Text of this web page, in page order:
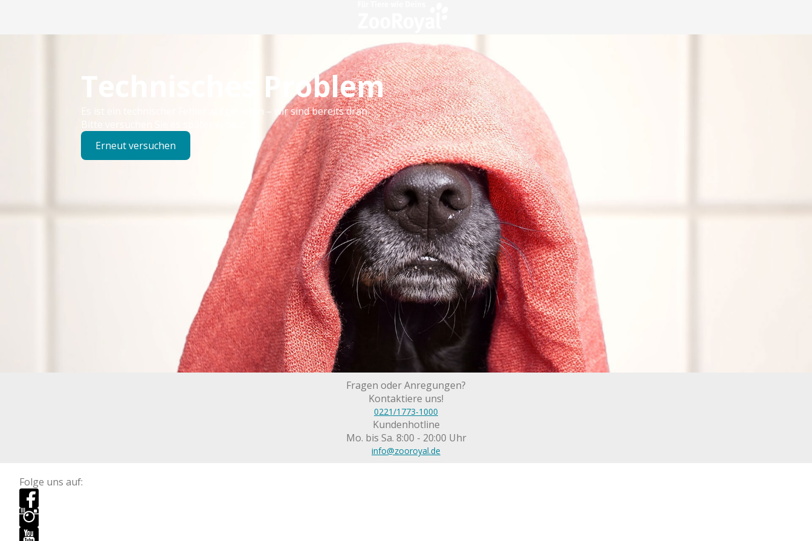
Technisches Problem
Es ist ein technischer Fehler aufgetreten – wir sind bereits dran.
Bitte versuchen Sie es später erneut.
Erneut versuchen
Fragen oder Anregungen?
Kontaktiere uns!
0221/1773-1000
Kundenhotline
Mo. bis Sa. 8:00 - 20:00 Uhr
info@zooroyal.de
Folge uns auf: